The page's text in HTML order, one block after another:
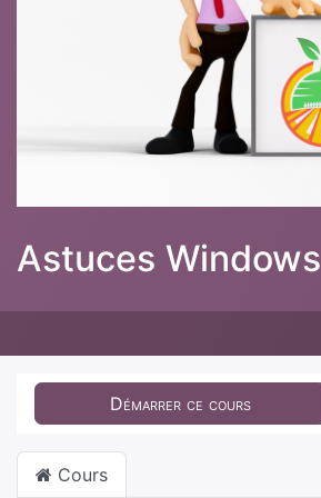
Astuces Windows
Démarrer ce cours
Cours